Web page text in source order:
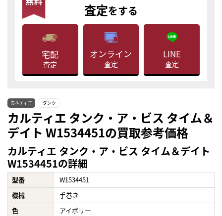
査定をする
宅配
査定
オンライン
査定
LINE
査定
カルティエ タンク
カルティエ タンク・ア・ビス タイム＆
デイト W1534451の買取参考価格
カルティエ タンク・ア・ビス タイム＆デイト
W1534451の詳細
型番
W1534451
機械
手巻き
色
アイボリー